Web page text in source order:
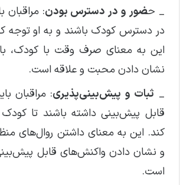
_ حضور و در دسترس بودن: مراقبان
در دسترس کودک باشند و به او توجه
این به معنای صرف وقت با کودک،
نشان دادن محبت و علاقه است.
_ ثبات و پیش‌بینی‌پذیری: مراقبان
قابل پیش‌بینی داشته باشند تا
کند. این به معنای داشتن روال‌های
و نشان دادن واکنش‌های قابل
است.